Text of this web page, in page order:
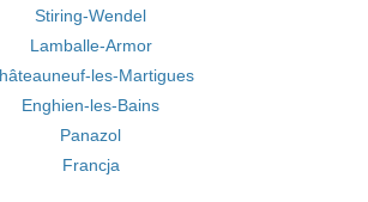
Stiring-Wendel
Lamballe-Armor
les-Martigues
Enghien-les-Bains
Panazol
Francja